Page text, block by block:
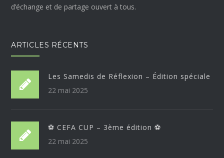
d’échange et de partage ouvert à tous.
ARTICLES RÉCENTS
Les Samedis de Réflexion – Édition spéciale
22 mai 2025
⚽ CEFA CUP – 3ème édition ⚽
22 mai 2025